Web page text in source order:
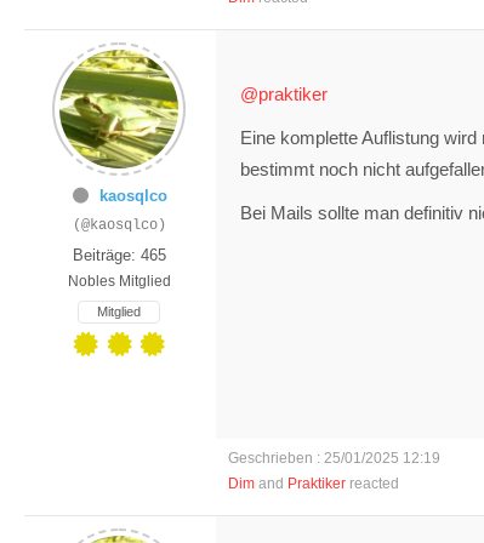
kaosqlco
(@kaosqlco)
Beiträge: 465
Nobles Mitglied
Mitglied
@praktiker
Eine komplette Auflistung
bestimmt noch nicht
Bei Mails sollte man definitiv
Geschrieben : 25/01/2025 12:19
Dim and Praktiker reacted